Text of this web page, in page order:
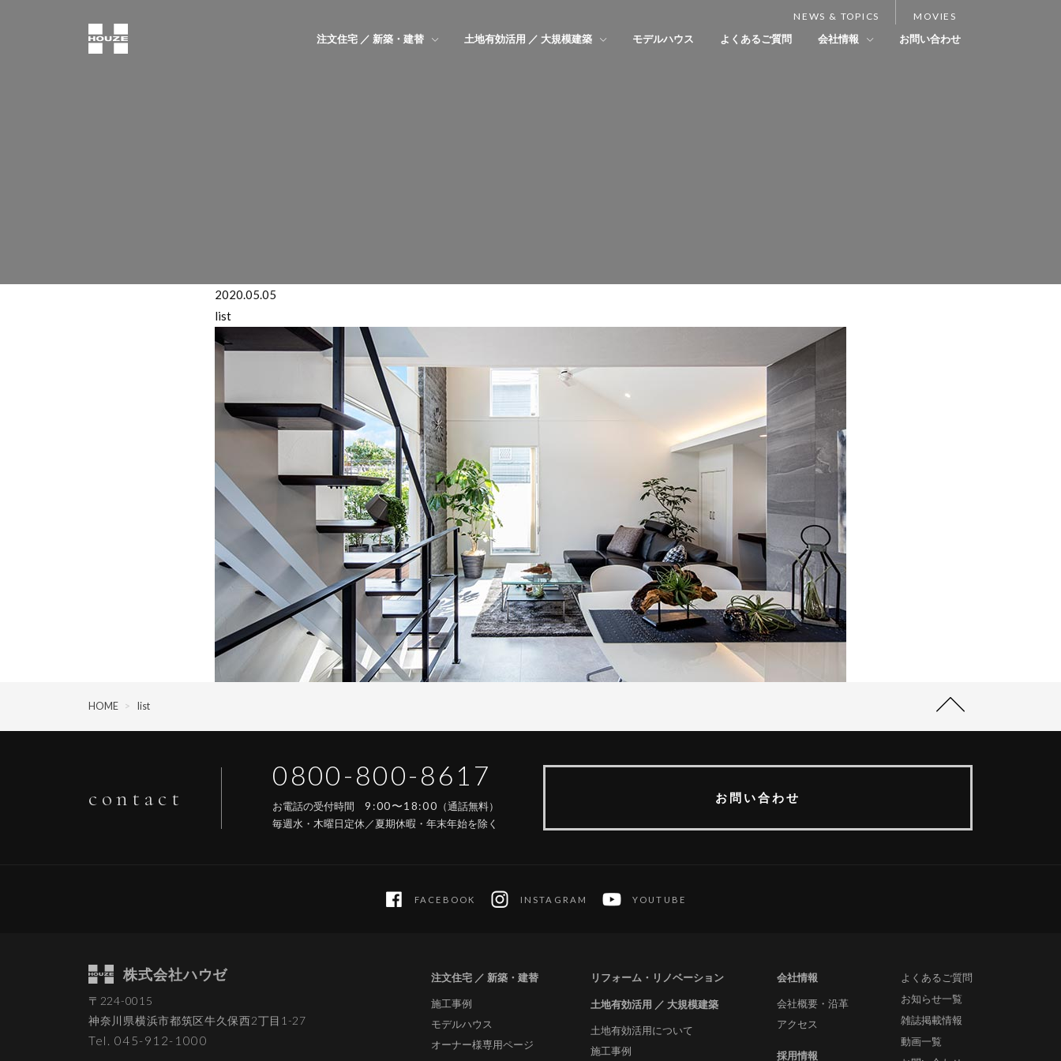
NEWS & TOPICS MOVIES
注文住宅 ／ 新築・建替 土地有効活用 ／ 大規模建築 モデルハウス よくあるご質問 会社情報 お問い合わせ
2020.05.05
list
HOME > list
contact
0800-800-8617
お電話の受付時間9:00〜18:00 （通話無料）
毎週水・木曜日定休／夏期休暇・年末年始を除く
お問い合わせ
FACEBOOK INSTAGRAM YOUTUBE
株式会社ハウゼ
〒224-0015
神奈川県横浜市都筑区牛久保西2丁目1-27
Tel. 045-912-1000
注文住宅 ／ 新築・建替
施工事例
モデルハウス
オーナー様専用ページ
リフォーム・リノベーション
土地有効活用 ／ 大規模建築
土地有効活用について
施工事例
会社情報
会社概要・沿革
アクセス
採用情報
よくあるご質問
お知らせ一覧
雑誌掲載情報
動画一覧